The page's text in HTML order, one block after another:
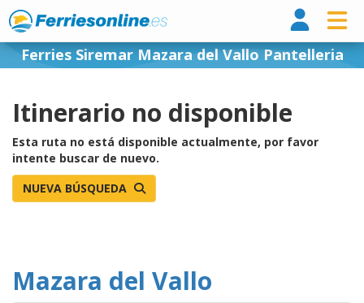
Ferries Siremar Mazara del Vallo Pantelleria
Itinerario no disponible
Esta ruta no está disponible actualmente, por favor
intente buscar de nuevo.
NUEVA BÚSQUEDA
Mazara del Vallo